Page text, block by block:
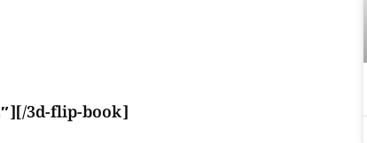
3d-flip-book]